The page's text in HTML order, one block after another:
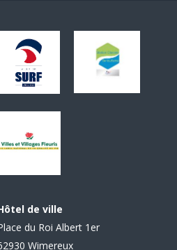
de ville
du Roi Albert 1er
Wimereux